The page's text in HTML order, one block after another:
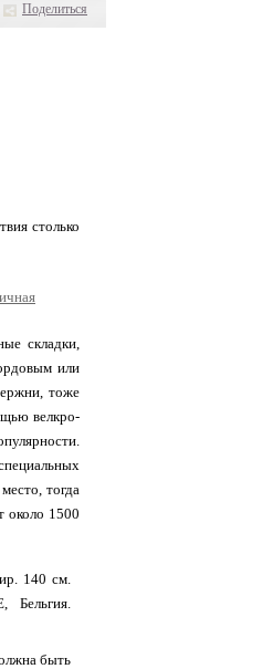
Поделиться
столько
складки,
или
тоже
велкро-
тогда
около 1500
140 см.
Бельгия.
быть